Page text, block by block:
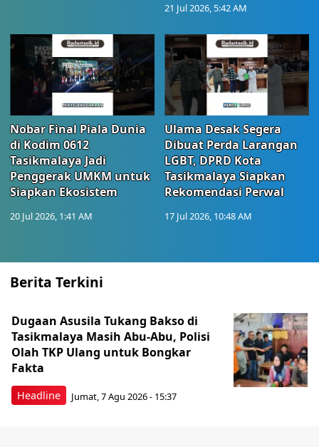
21 Jul 2026, 5:42 AM
Nobar Final Piala Dunia
di Kodim 0612
Tasikmalaya Jadi
Penggerak UMKM untuk
Siapkan Ekosistem
20 Jul 2026, 1:41 AM
Ulama Desak Segera
Dibuat Perda Larangan
LGBT, DPRD Kota
Tasikmalaya Siapkan
Rekomendasi Perwal
17 Jul 2026, 10:48 AM
Berita Terkini
Headline
Dugaan Asusila Tukang Bakso di
Tasikmalaya Masih Abu-Abu, Polisi
Olah TKP Ulang untuk Bongkar
Fakta
Jumat, 7 Agu 2026 - 15:37